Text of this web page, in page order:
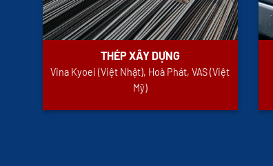
THÉP XÂY DỰNG
Vina Kyoei (Việt Nhật), Hoà Phát, VAS (Việt
Mỹ)